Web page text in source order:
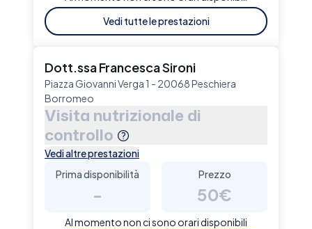
Vedi tutte le prestazioni
Dott.ssa Francesca Sironi
Piazza Giovanni Verga 1 - 20068 Peschiera
Borromeo
Visita nutrizionale di
controllo
Vedi altre prestazioni
Prima disponibilità
-
Prezzo
50€
Al momento non ci sono orari disponibili